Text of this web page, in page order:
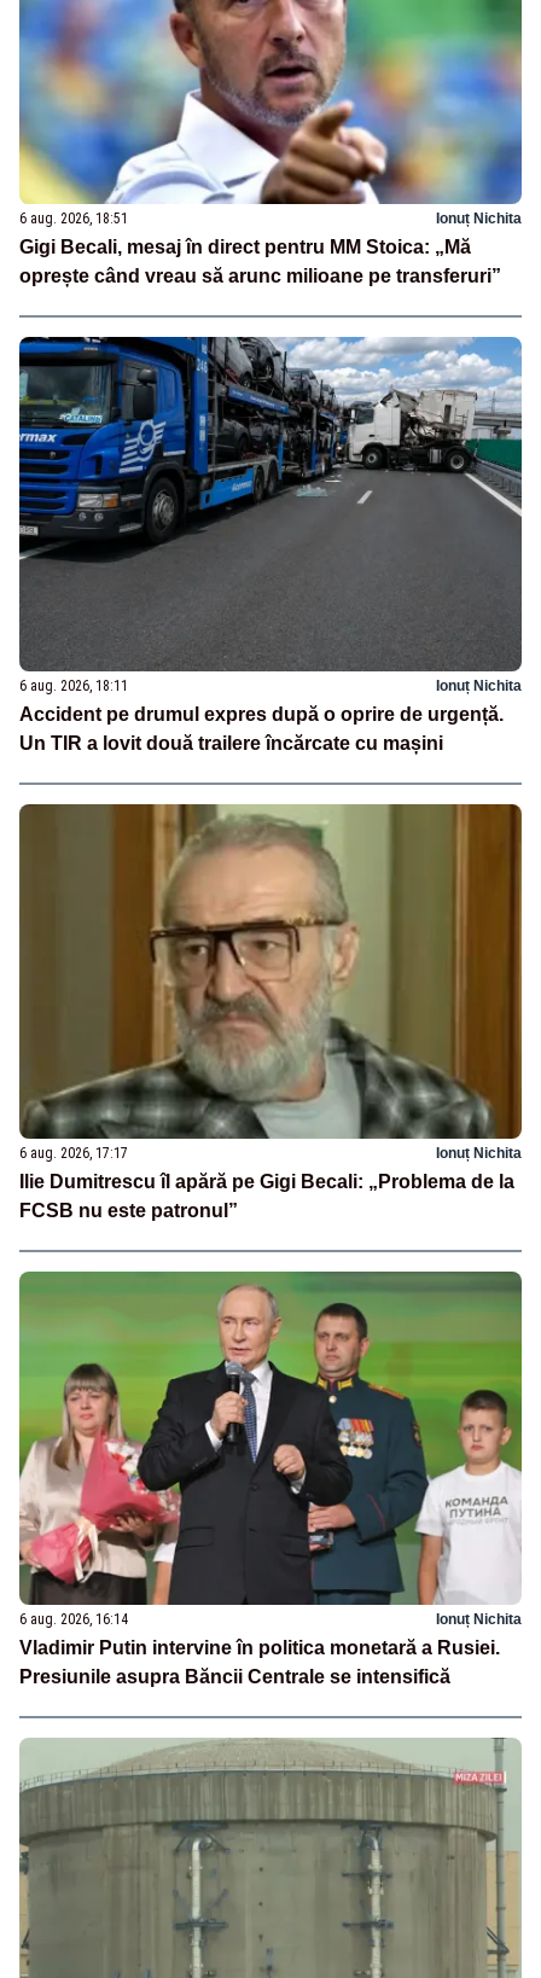
6 aug. 2026, 18:51 Ionuț Nichita
Gigi Becali, mesaj în direct pentru MM Stoica: „Mă
oprește când vreau să arunc milioane pe transferuri”
6 aug. 2026, 18:11 Ionuț Nichita
Accident pe drumul expres după o oprire de urgență.
Un TIR a lovit două trailere încărcate cu mașini
6 aug. 2026, 17:17 Ionuț Nichita
Ilie Dumitrescu îl apără pe Gigi Becali: „Problema de la
FCSB nu este patronul”
6 aug. 2026, 16:14 Ionuț Nichita
Vladimir Putin intervine în politica monetară a Rusiei.
Presiunile asupra Băncii Centrale se intensifică